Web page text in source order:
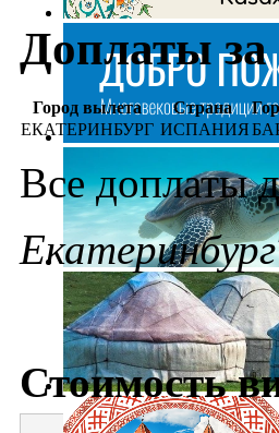
Доплаты за
Город вылета Страна
ЕКАТЕРИНБУРГ ИСПАНИЯ
Все доплаты
Екатеринбург
Стоимость